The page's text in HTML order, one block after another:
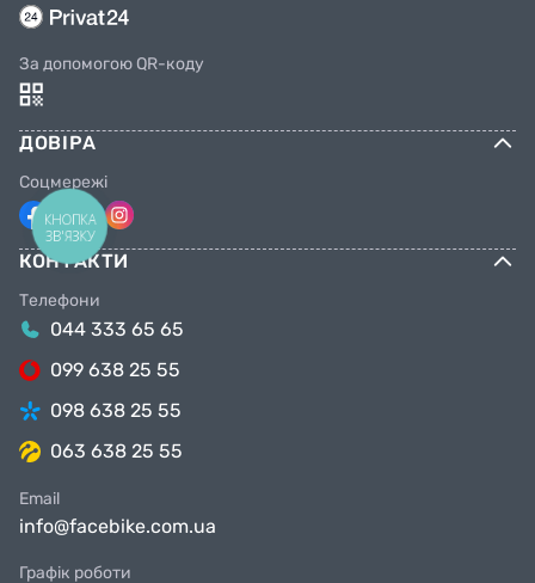
За допомогою QR-коду
ДОВІРА
Соцмережі
КОНТАКТИ
Телефони
044 333 65 65
099 638 25 55
098 638 25 55
063 638 25 55
Email
info@facebike.com.ua
Графік роботи
КНОПКА
ЗВ'ЯЗКУ